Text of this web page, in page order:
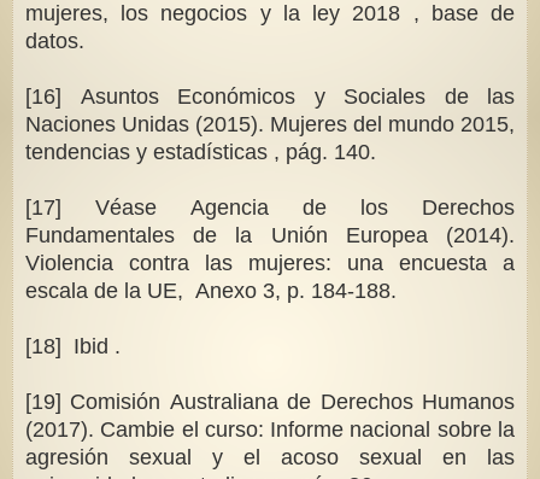
mujeres, los negocios y la ley 2018 , base de
datos.
[16] Asuntos Económicos y Sociales de las
Naciones Unidas (2015). Mujeres del mundo 2015,
tendencias y estadísticas , pág. 140.
[17] Véase Agencia de los Derechos
Fundamentales de la Unión Europea (2014).
Violencia contra las mujeres: una encuesta a
escala de la UE, Anexo 3, p. 184-188.
[18] Ibid .
[19] Comisión Australiana de Derechos Humanos
(2017). Cambie el curso: Informe nacional sobre la
agresión sexual y el acoso sexual en las